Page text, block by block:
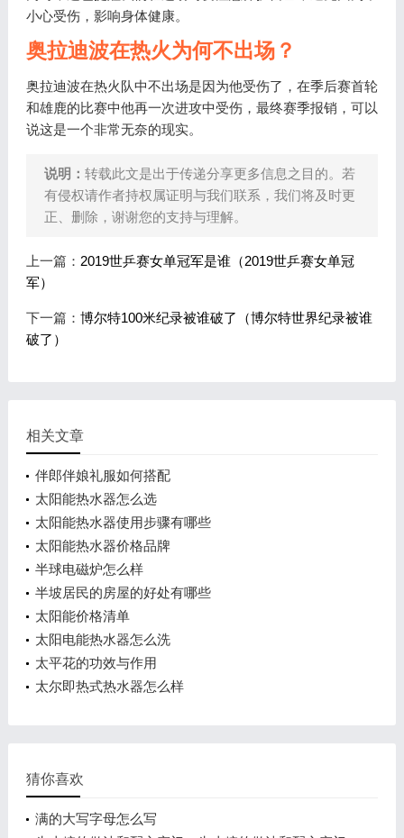
小心受伤，影响身体健康。
奥拉迪波在热火为何不出场？
奥拉迪波在热火队中不出场是因为他受伤了，在季后赛首轮
和雄鹿的比赛中他再一次进攻中受伤，最终赛季报销，可以
说这是一个非常无奈的现实。
说明： 转载此文是出于传递分享更多信息之目的。若
有侵权请作者持权属证明与我们联系，我们将及时更
正、删除，谢谢您的支持与理解。
上一篇： 2019世乒赛女单冠军是谁（2019世乒赛女单冠
军）
下一篇： 博尔特100米纪录被谁破了（博尔特世界纪录被谁
破了）
相关文章
伴郎伴娘礼服如何搭配
太阳能热水器怎么选
太阳能热水器使用步骤有哪些
太阳能热水器价格品牌
半球电磁炉怎么样
半坡居民的房屋的好处有哪些
太阳能价格清单
太阳电能热水器怎么洗
太平花的功效与作用
太尔即热式热水器怎么样
猜你喜欢
满的大写字母怎么写